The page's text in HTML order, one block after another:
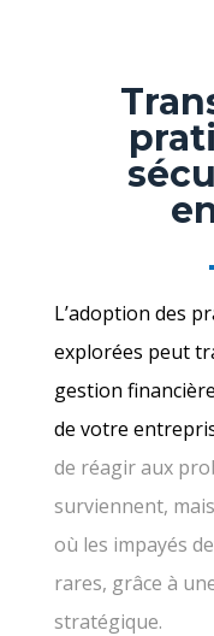
L’adoption des
explorées peut
gestion
de votre
de réagir aux
surviennent,
où les impayés
rares, grâce à
stratégique.